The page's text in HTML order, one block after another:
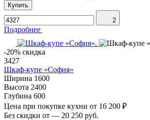
Купить
2
Подробнее
-20% скидка
3427
Шкаф-купе «София»
Ширина 1600
Высота 2400
Глубина 600
Цена при покупке кухни от 16 200 ₽
Без скидки от — 20 250 руб.